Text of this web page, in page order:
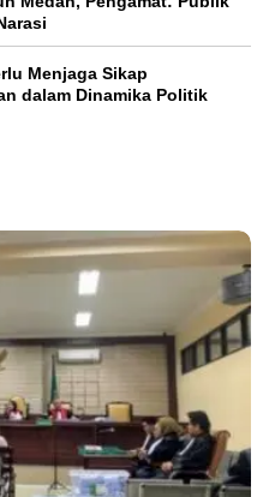
Menjaga Sikap
dalam Dinamika Politik